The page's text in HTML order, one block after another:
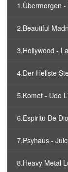
1.Übermorgen
2.Beautiful
3.Hollywood -
4.Der Hellste
5.Komet - Udo
6.Espiritu De
7.Psyhaus -
8.Heavy Metal